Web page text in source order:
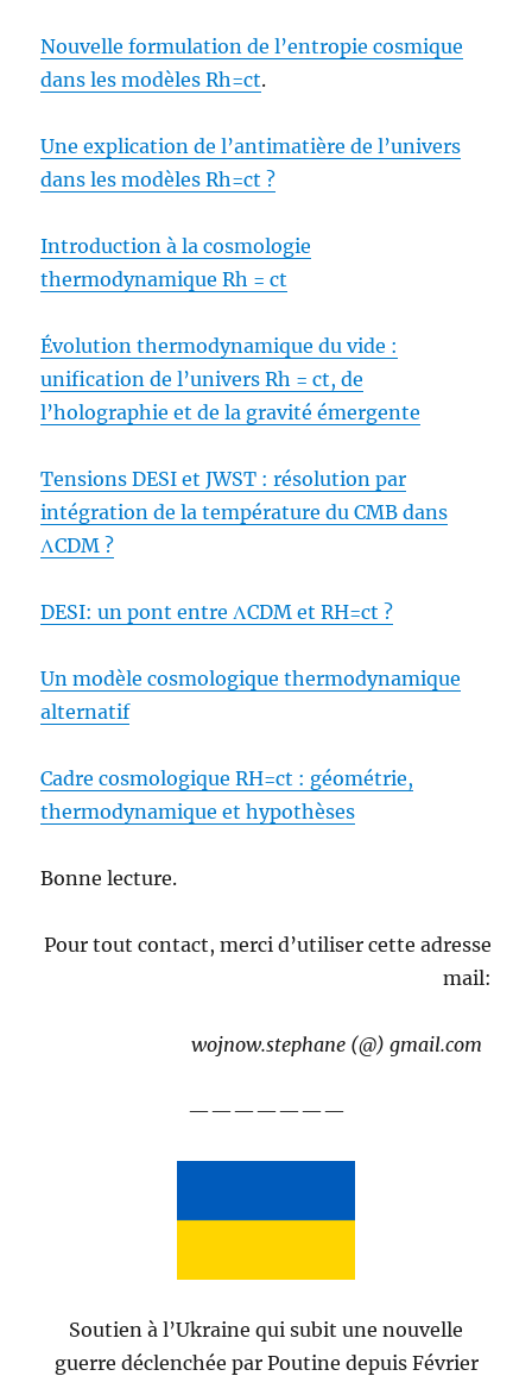
Nouvelle formulation de l’entropie cosmique
dans les modèles Rh=ct.
Une explication de l’antimatière de l’univers
dans les modèles Rh=ct ?
Introduction à la cosmologie
thermodynamique Rh = ct
Évolution thermodynamique du vide :
unification de l’univers Rh = ct, de
l’holographie et de la gravité émergente
Tensions DESI et JWST : résolution par
intégration de la température du CMB dans
ΛCDM ?
DESI: un pont entre ΛCDM et RH=ct ?
Un modèle cosmologique thermodynamique
alternatif
Cadre cosmologique RH=ct : géométrie,
thermodynamique et hypothèses
Bonne lecture.
Pour tout contact, merci d’utiliser cette adresse
mail:
wojnow.stephane (@) gmail.com
———————
Soutien à l’Ukraine qui subit une nouvelle
guerre déclenchée par Poutine depuis Février